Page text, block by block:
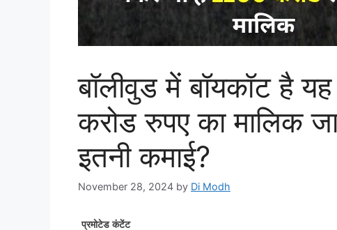
बॉलीवुड में बॉयकॉट है
करोड रुपए का मालिक
इतनी कमाई?
November 28, 2024 by Di Modh